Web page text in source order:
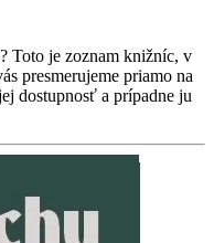
Toto je zoznam knižníc, v
presmerujeme priamo na
dostupnosť a prípadne ju